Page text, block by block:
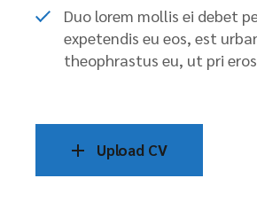
Duo lorem mollis ei debet
expetendis eu eos, est
theophrastus eu, ut pri
Upload CV